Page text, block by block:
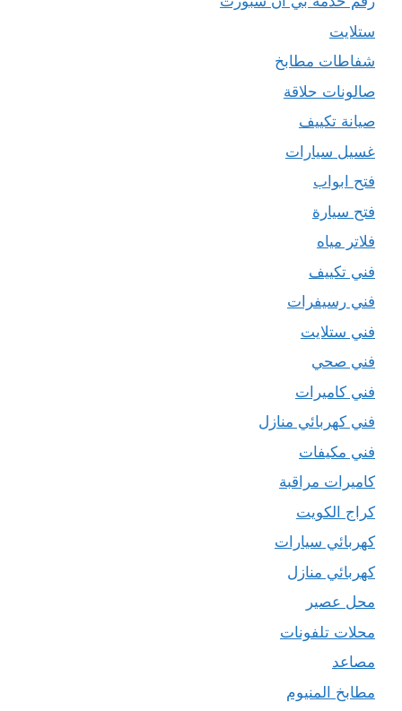
ستلايت
شفاطات مطابخ
صالونات حلاقة
صيانة تكييف
غسيل سيارات
فتح ابواب
فتح سيارة
فلاتر مياه
فني تكييف
فني رسيفرات
فني ستلايت
فني صحي
فني كاميرات
فني كهربائي منازل
فني مكيفات
كاميرات مراقبة
كراج الكويت
كهربائي سيارات
كهربائي منازل
محل عصير
محلات تلفونات
مصاعد
مطابخ المنيوم